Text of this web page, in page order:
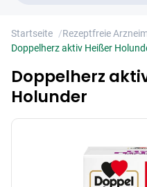
Startseite /Rezeptfreie
Doppelherz aktiv Heißer
Doppelherz
Holunder